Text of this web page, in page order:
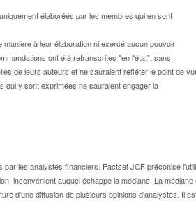
élaborées par les membres qui en sont
à leur élaboration ni exercé aucun pouvoir
ont été retranscrites "en l'état", sans
de leurs auteurs et ne sauraient refléter le point de
qui y sont exprimées ne sauraient engager la
les analystes financiers. Factset JCF préconise
inconvénient auquel échappe la médiane. La
d'une diffusion de plusieurs opinions d'analystes. Il